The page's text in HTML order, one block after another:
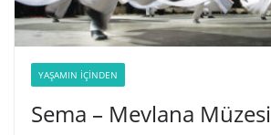
YAŞAMIN İÇINDEN
Sema – Mevlana Müzesi